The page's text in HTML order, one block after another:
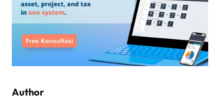
Author